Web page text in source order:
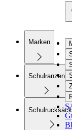
Marken
Schulranzen